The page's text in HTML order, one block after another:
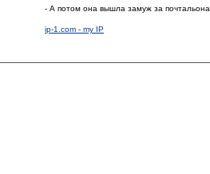
- А потом она вышла замуж за почтальона.
ip-1.com - my IP